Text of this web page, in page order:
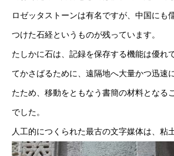
新着情報
事業紹介
ロゼッタストーンは有名ですが、中国にも
つけた石経というものが残っています。
たしかに石は、記録を保存する機能は優れ
てかさばるために、遠隔地へ大量かつ迅速
たため、移動をともなう書簡の材料となる
でした。
人工的につくられた最古の文字媒体は、粘